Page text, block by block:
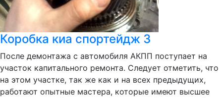
Коробка киа спортейдж 3
После демонтажа с автомобиля АКПП поступает на
участок капитального ремонта. Следует отметить, что
на этом участке, так же как и на всех предыдущих,
работают опытные мастера, которые имеют высшее